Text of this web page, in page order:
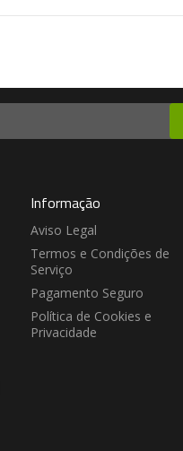
Informação
Aviso Legal
Termos e Condições de
Serviço
Pagamento Seguro
Política de Cookies e
Privacidade